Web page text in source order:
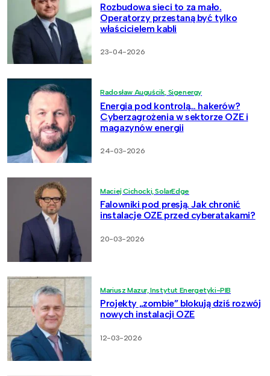
Rozbudowa sieci to za mało.
Operatorzy przestaną być tylko
właścicielem kabli
23-04-2026
Radosław Auguścik, Sigenergy
Energia pod kontrolą… hakerów?
Cyberzagrożenia w sektorze OZE i
magazynów energii
24-03-2026
Maciej Cichocki, SolarEdge
Falowniki pod presją. Jak chronić
instalacje OZE przed cyberatakami?
20-03-2026
Mariusz Mazur, Instytut Energetyki-PIB
Projekty „zombie” blokują dziś rozwój
nowych instalacji OZE
12-03-2026